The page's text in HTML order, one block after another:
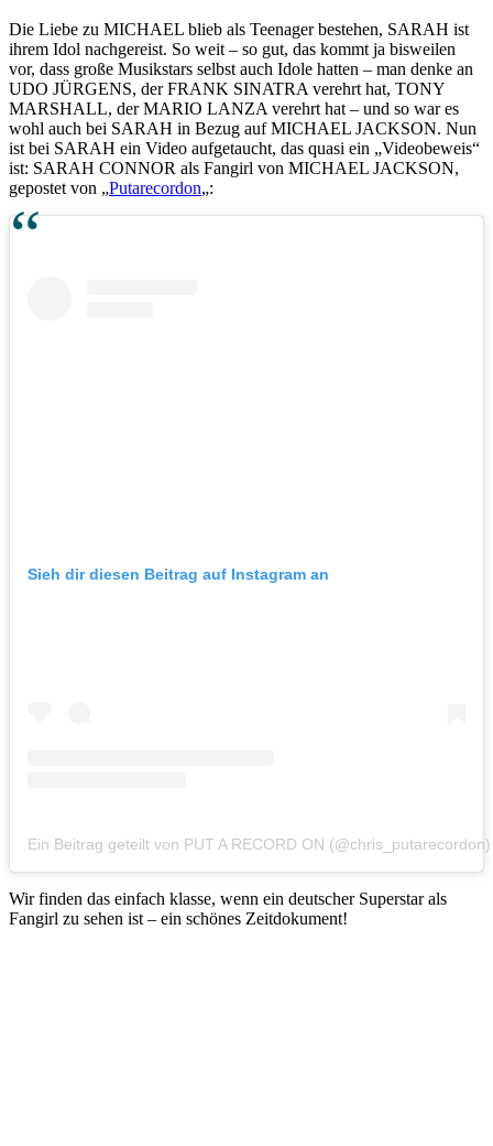
Die Liebe zu MICHAEL blieb als Teenager bestehen, SARAH ist
ihrem Idol nachgereist. So weit – so gut, das kommt ja bisweilen
vor, dass große Musikstars selbst auch Idole hatten – man denke an
UDO JÜRGENS, der FRANK SINATRA verehrt hat, TONY
MARSHALL, der MARIO LANZA verehrt hat – und so war es
wohl auch bei SARAH in Bezug auf MICHAEL JACKSON. Nun
ist bei SARAH ein Video aufgetaucht, das quasi ein „Videobeweis“
ist: SARAH CONNOR als Fangirl von MICHAEL JACKSON,
gepostet von „Putarecordon„:
Sieh dir diesen Beitrag auf Instagram an
Ein Beitrag geteilt von PUT A RECORD ON (@chris_putarecordon)
Wir finden das einfach klasse, wenn ein deutscher Superstar als
Fangirl zu sehen ist – ein schönes Zeitdokument!